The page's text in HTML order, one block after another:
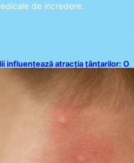
de incredere.
influențează atracția țânțarilor: O
alegerii victimelor